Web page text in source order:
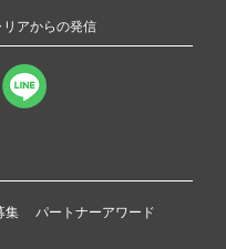
アからの発信
集 パートナーアワード